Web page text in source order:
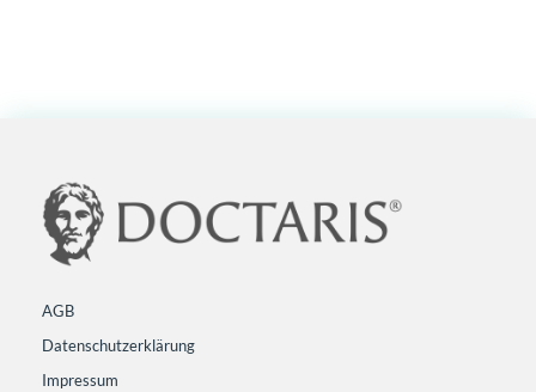
AGB
Datenschutzerklärung
Impressum